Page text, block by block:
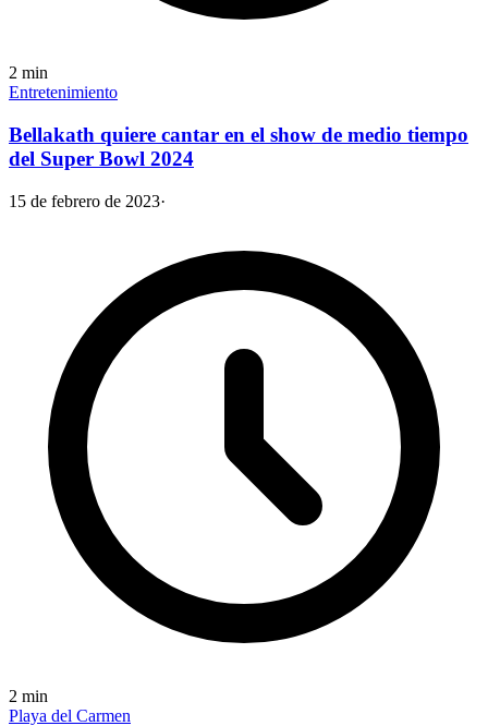
2 min
Entretenimiento
Bellakath quiere cantar en el show de medio tiempo
del Super Bowl 2024
15 de febrero de 2023·
2 min
Playa del Carmen